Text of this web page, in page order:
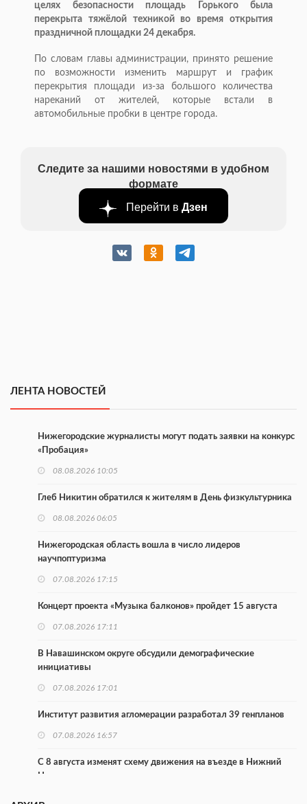
целях безопасности площадь Горького была
перекрыта тяжёлой техникой во время открытия
праздничной площадки 24 декабря.
По словам главы администрации, принято решение
по возможности изменить маршрут и график
перекрытия площади из-за большого количества
нареканий от жителей, которые встали в
автомобильные пробки в центре города.
Следите за нашими новостями в удобном
формате
Перейти в Дзен
ЛЕНТА НОВОСТЕЙ
Нижегородские журналисты могут подать заявки на конкурс
«Пробация»
08.08.2026 10:05
Глеб Никитин обратился к жителям в День физкультурника
08.08.2026 06:05
Нижегородская область вошла в число лидеров
научпоптуризма
07.08.2026 17:15
Концерт проекта «Музыка балконов» пройдет 15 августа
07.08.2026 17:11
В Навашинском округе обсудили демографические
инициативы
07.08.2026 17:01
Институт развития агломерации разработал 39 генпланов
07.08.2026 16:57
С 8 августа изменят схему движения на въезде в Нижний
Новгород